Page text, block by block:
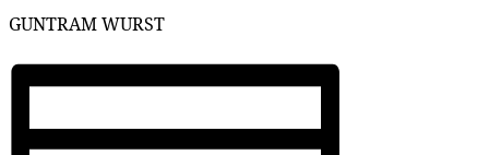
GUNTRAM WURST